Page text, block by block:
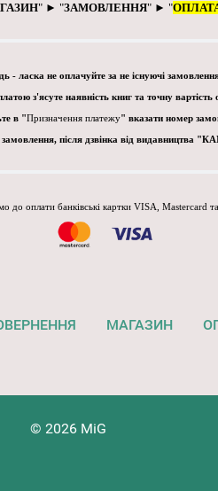
" ► "ЗАМОВЛЕННЯ" ► "
- ласка не оплачуйте за не існуючі
з'ясуте наявність книг та точну вартість
в "Призначення платежу" вказати номер
після дзвінка від видавництва
до оплати банківські картки VISA, Mastercard
МАГАЗИН
© 2026 MiG